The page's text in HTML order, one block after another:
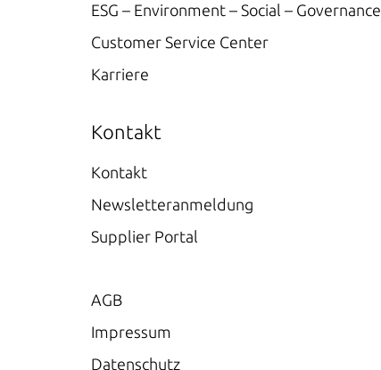
ESG – Environment – Social – Governance
Customer Service Center
Karriere
Kontakt
Kontakt
Newsletteranmeldung
Supplier Portal
AGB
Impressum
Datenschutz